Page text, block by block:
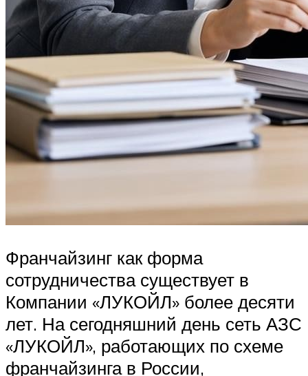
Франчайзинг как форма
сотрудничества существует в
Компании «ЛУКОЙЛ» более десяти
лет. На сегодняшний день сеть АЗС
«ЛУКОЙЛ», работающих по схеме
франчайзинга в России,